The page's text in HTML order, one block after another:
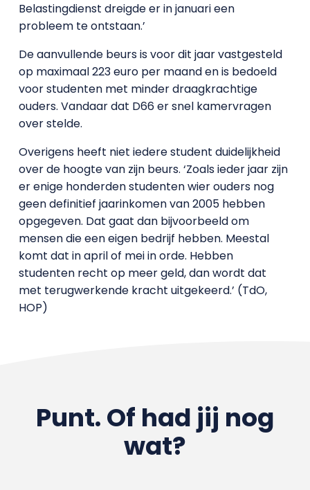
Belastingdienst dreigde er in januari een
probleem te ontstaan.’
De aanvullende beurs is voor dit jaar vastgesteld
op maximaal 223 euro per maand en is bedoeld
voor studenten met minder draagkrachtige
ouders. Vandaar dat D66 er snel kamervragen
over stelde.
Overigens heeft niet iedere student duidelijkheid
over de hoogte van zijn beurs. ‘Zoals ieder jaar zijn
er enige honderden studenten wier ouders nog
geen definitief jaarinkomen van 2005 hebben
opgegeven. Dat gaat dan bijvoorbeeld om
mensen die een eigen bedrijf hebben. Meestal
komt dat in april of mei in orde. Hebben
studenten recht op meer geld, dan wordt dat
met terugwerkende kracht uitgekeerd.’ (TdO,
HOP)
Punt. Of had jij nog
wat?